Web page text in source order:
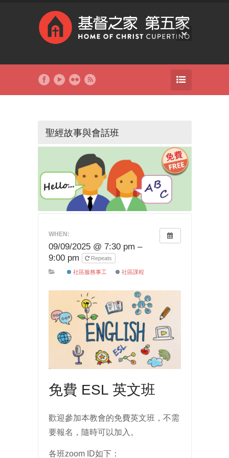
聖經故事與會話班
WHEN:
09/09/2025 @ 7:30 pm –
9:00 pm
Repeats
社區服務事工 社區課程
免費 ESL 英文班
歡迎參加本教會的免費英文班，不需
要報名，隨時可以加入。
各班zoom ID如下：